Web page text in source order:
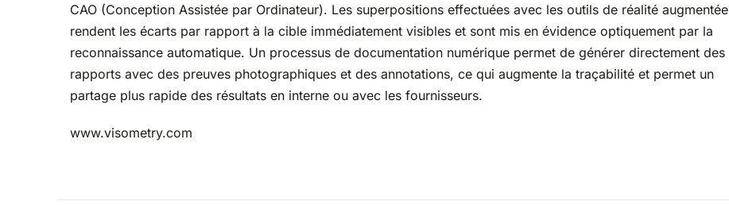
CAO (Conception Assistée par Ordinateur). Les superpositions effectuées avec les outils de réalité augmentée
rendent les écarts par rapport à la cible immédiatement visibles et sont mis en évidence optiquement par la
reconnaissance automatique. Un processus de documentation numérique permet de générer directement des
rapports avec des preuves photographiques et des annotations, ce qui augmente la traçabilité et permet un
partage plus rapide des résultats en interne ou avec les fournisseurs.
www.visometry.com